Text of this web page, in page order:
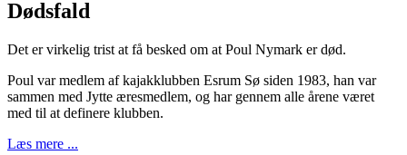
Dødsfald
Det er virkelig trist at få besked om at Poul Nymark er død.
Poul var medlem af kajakklubben Esrum Sø siden 1983, han var
sammen med Jytte æresmedlem, og har gennem alle årene været
med til at definere klubben.
Læs mere ...